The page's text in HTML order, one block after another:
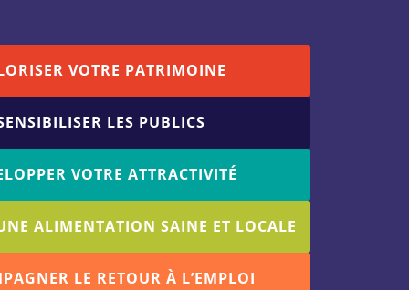
VOTRE PATRIMOINE
LES PUBLICS
VOTRE ATTRACTIVITÉ
ALIMENTATION SAINE ET LOCALE
LE RETOUR À L’EMPLOI